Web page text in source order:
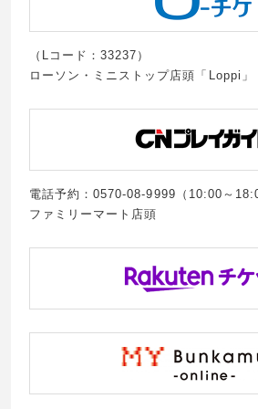
（Lコード：33237）
ローソン・ミニストップ店頭「Loppi」
電話予約：0570-08-9999（10:00～
ファミリーマート店頭